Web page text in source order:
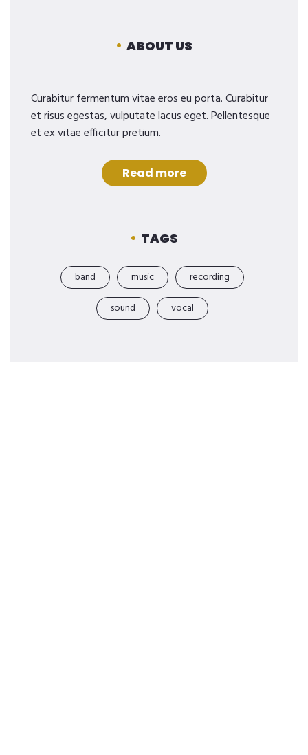
ABOUT US
Curabitur fermentum vitae eros eu porta. Curabitur
et risus egestas, vulputate lacus eget. Pellentesque
et ex vitae efficitur pretium.
Read more
TAGS
band music
recording
sound
vocal